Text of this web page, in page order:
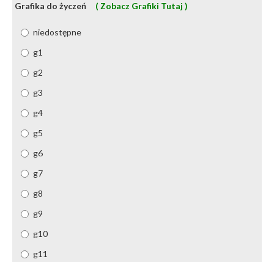
Grafika do życzeń ( Zobacz Grafiki Tutaj )
niedostępne
g1
g2
g3
g4
g5
g6
g7
g8
g9
g10
g11